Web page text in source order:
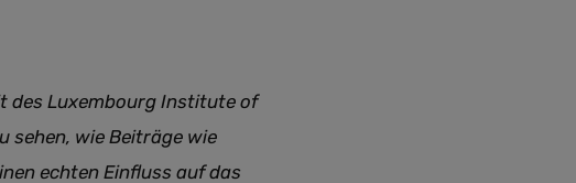
des Luxembourg Institute of
sehen, wie Beiträge wie
echten Einfluss auf das